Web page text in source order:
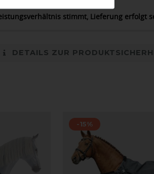
stimmt, Lieferung erfolgt
DETAILS ZUR
-15%